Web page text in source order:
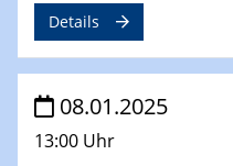
30.01.2025
WIN & CENIDE
MATURE
30.01.2025
Talk Prof. Erwin
Details
08.01.2025
13:00 Uhr